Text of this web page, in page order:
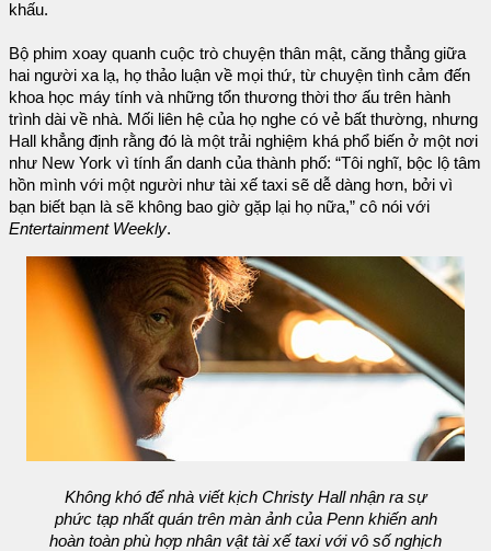
khấu.
Bộ phim xoay quanh cuộc trò chuyện thân mật, căng thẳng giữa
hai người xa lạ, họ thảo luận về mọi thứ, từ chuyện tình cảm đến
khoa học máy tính và những tổn thương thời thơ ấu trên hành
trình dài về nhà. Mối liên hệ của họ nghe có vẻ bất thường, nhưng
Hall khẳng định rằng đó là một trải nghiệm khá phổ biến ở một nơi
như New York vì tính ẩn danh của thành phố: “Tôi nghĩ, bộc lộ tâm
hồn mình với một người như tài xế taxi sẽ dễ dàng hơn, bởi vì
bạn biết bạn là sẽ không bao giờ gặp lại họ nữa,” cô nói với
Entertainment Weekly.
Không khó để nhà viết kịch Christy Hall nhận ra sự
phức tạp nhất quán trên màn ảnh của Penn khiến anh
hoàn toàn phù hợp nhân vật tài xế taxi với vô số nghịch